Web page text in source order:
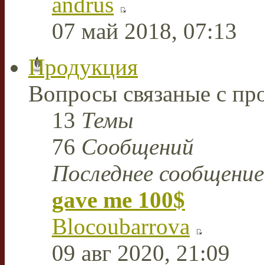
07 май 2018, 07:13
Продукция
Вопросы связаные с
13 Темы
76 Сообщений
Последнее сообщение
gave me 100$
Blocoubarrova
09 авг 2020, 21:09